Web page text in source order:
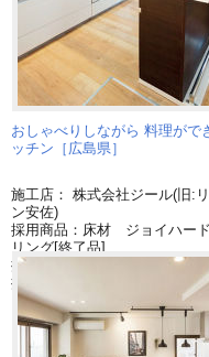
おしゃべりしながら 料理がで
ッチン［広島県］
施工店： 株式会社ジール(旧:
ン安佐)
採用商品：床材 ジョイハー
リング[終了品]
採用商品：内装ドア ベリテ
採用商品：リフォムス(推奨後
「Ｌクラス」)